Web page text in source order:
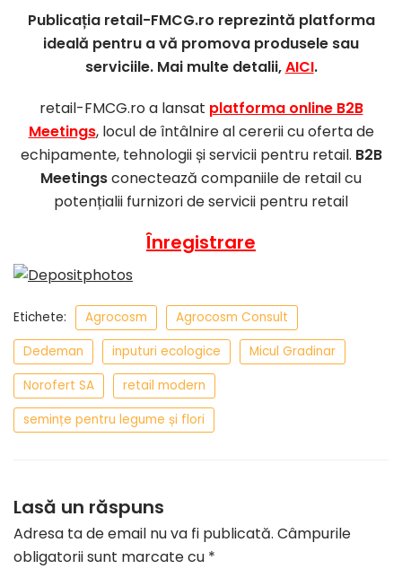
Publicația retail-FMCG.ro reprezintă platforma
ideală pentru a vă promova produsele sau
serviciile. Mai multe detalii,AICI.
retail-FMCG.ro a lansat platforma online B2B
Meetings, locul de întâlnire al cererii cu oferta de
echipamente, tehnologii și servicii pentru retail. B2B
Meetingsconectează companiile de retail cu
potențialii furnizori de servicii pentru retail
Înregistrare
Etichete: Agrocosm
Agrocosm Consult
Dedeman
inputuri ecologice
Micul Gradinar
Norofert SA
retail modern
semințe pentru legume și flori
Lasă un răspuns
Adresa ta de email nu va fi publicată. Câmpurile
obligatorii sunt marcate cu *